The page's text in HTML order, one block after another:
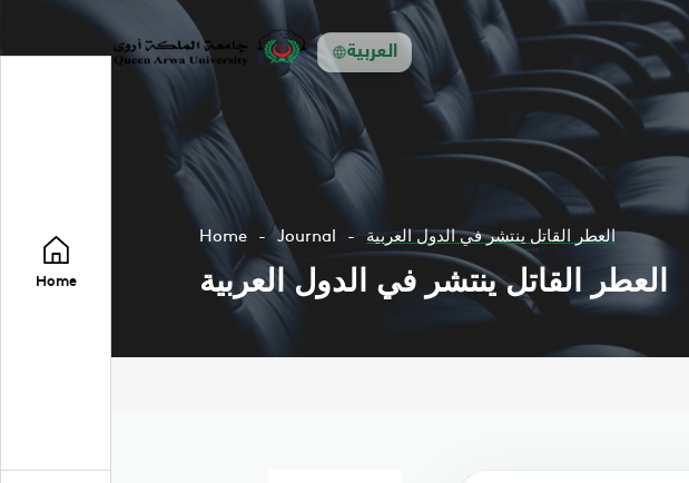
العربية
Home
Home Journal العطر القاتل ينتشر في الدول العربية
العطر القاتل ينتشر في الدول العربية